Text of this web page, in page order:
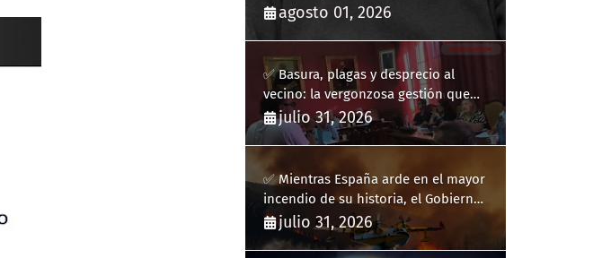
agosto 01, 2026
✅ Basura, plagas y desprecio al
vecino: la vergonzosa gestión que
ha hecho estallar a Llucmajor
julio 31, 2026
✅ Mientras España arde en el mayor
incendio de su historia, el Gobierno
bloquea siete hidroaviones por
"ahorrarse" dinero
julio 31, 2026